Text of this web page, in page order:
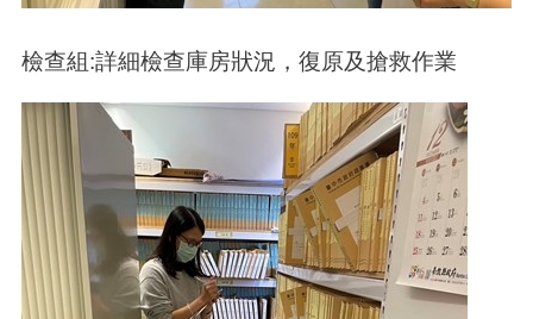
檢查組:詳細檢查庫房狀況，復原及搶救作業